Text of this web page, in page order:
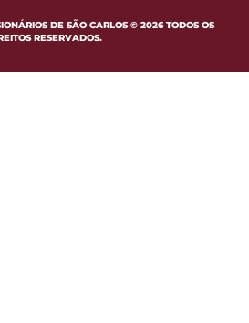
DE SÃO CARLOS © 2026 TODOS OS
RESERVADOS.